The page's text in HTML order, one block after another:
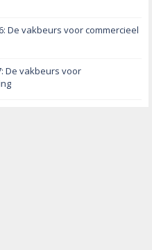
De vakbeurs voor commercieel
De vakbeurs voor